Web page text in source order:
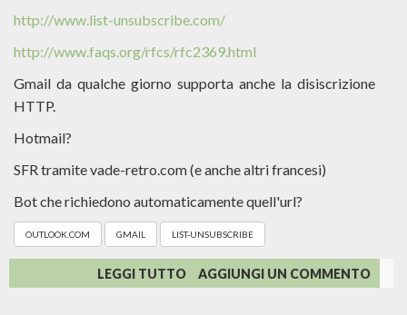
http://www.list-unsubscribe.com/
http://www.faqs.org/rfcs/rfc2369.html
Gmail da qualche giorno supporta anche la disiscrizione
HTTP.
Hotmail?
SFR tramite vade-retro.com (e anche altri francesi)
Bot che richiedono automaticamente quell'url?
OUTLOOK.COM GMAIL LIST-UNSUBSCRIBE
LEGGI TUTTO SU
LIST-
AGGIUNGI UN COMMENTO